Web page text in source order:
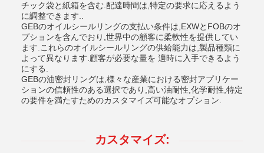
チック袋と紙箱を含む.配達時間は,特定の要求に応えるよう
に調整できます..
GEBのオイルシールリングの支払い条件は,EXWとFOBのオ
プションを含んでおり,世界中の顧客に柔軟性を提供してい
ます.これらのオイルシールリングの供給能力は,製品種類に
よって異なります.顧客が必要な量を 適時に入手できるよう
にする.
GEBの油密封リングは,様々な産業における密封アプリケー
ションの信頼性のある選択であり,高い油耐性,化学耐性,特定
の要件を満たすためのカスタマイズ可能なオプション.
カスタマイズ: